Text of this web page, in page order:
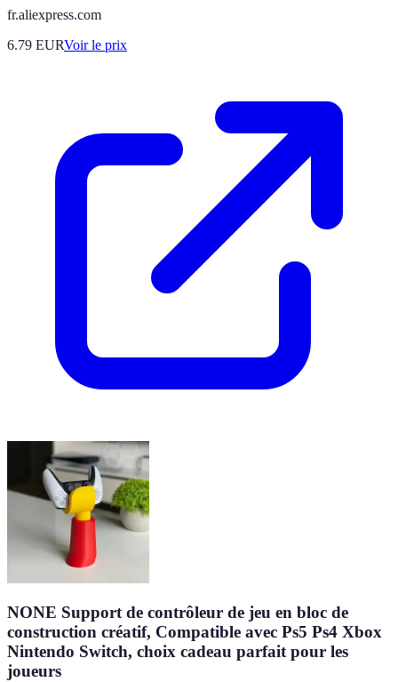
fr.aliexpress.com
6.79 EURVoir le prix
NONE Support de contrôleur de jeu en bloc de
construction créatif, Compatible avec Ps5 Ps4 Xbox
Nintendo Switch, choix cadeau parfait pour les
joueurs